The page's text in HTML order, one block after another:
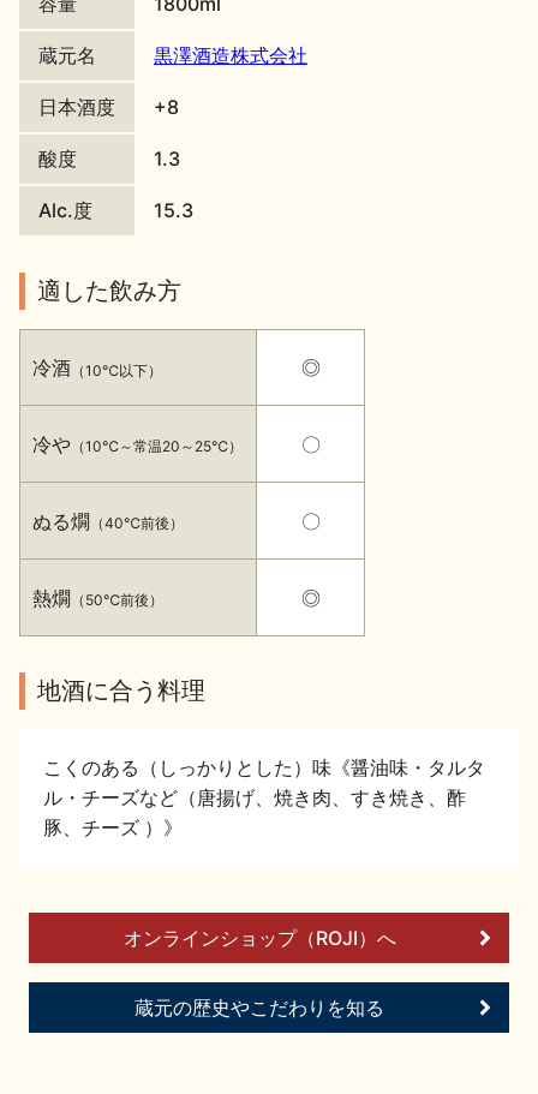
地酒川柳 地酒小説
地酒・イベント情報
季節の商品 イベント情報
地酒蔵元会WEB展示会 地酒蔵元会利酒会
蔵元名 黒澤酒造株式会社
日本酒度 +8
酸度 1.3
Alc.度 15.3
適した飲み方
冷酒 （10℃以下）
冷や （10℃～常温20～25℃）
ぬる燗 （40℃前後）
熱燗 （50℃前後）
◎
〇
〇
◎
地酒に合う料理
こくのある（しっかりとした）味《醤油味・タルタ
ル・チーズなど（唐揚げ、焼き肉、すき焼き、酢
豚、チーズ ）》
オンラインショップ（ROJI）へ
蔵元の歴史やこだわりを知る